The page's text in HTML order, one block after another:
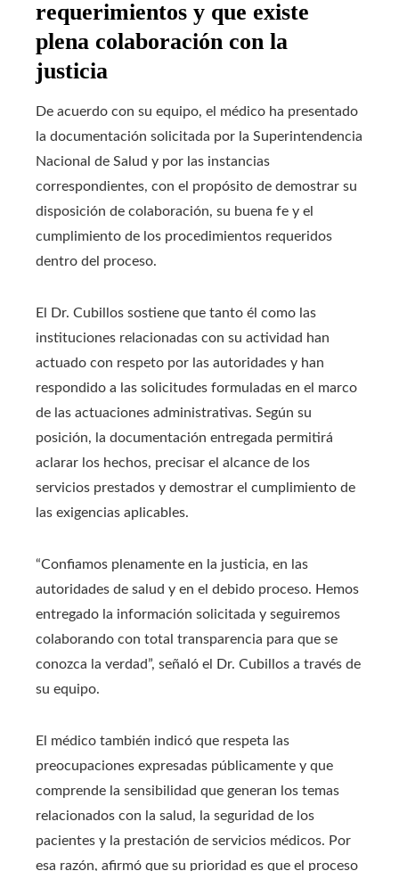
requerimientos y que existe
plena colaboración con la
justicia
De acuerdo con su equipo, el médico ha presentado
la documentación solicitada por la Superintendencia
Nacional de Salud y por las instancias
correspondientes, con el propósito de demostrar su
disposición de colaboración, su buena fe y el
cumplimiento de los procedimientos requeridos
dentro del proceso.
El Dr. Cubillos sostiene que tanto él como las
instituciones relacionadas con su actividad han
actuado con respeto por las autoridades y han
respondido a las solicitudes formuladas en el marco
de las actuaciones administrativas. Según su
posición, la documentación entregada permitirá
aclarar los hechos, precisar el alcance de los
servicios prestados y demostrar el cumplimiento de
las exigencias aplicables.
“Confiamos plenamente en la justicia, en las
autoridades de salud y en el debido proceso. Hemos
entregado la información solicitada y seguiremos
colaborando con total transparencia para que se
conozca la verdad”, señaló el Dr. Cubillos a través de
su equipo.
El médico también indicó que respeta las
preocupaciones expresadas públicamente y que
comprende la sensibilidad que generan los temas
relacionados con la salud, la seguridad de los
pacientes y la prestación de servicios médicos. Por
esa razón, afirmó que su prioridad es que el proceso